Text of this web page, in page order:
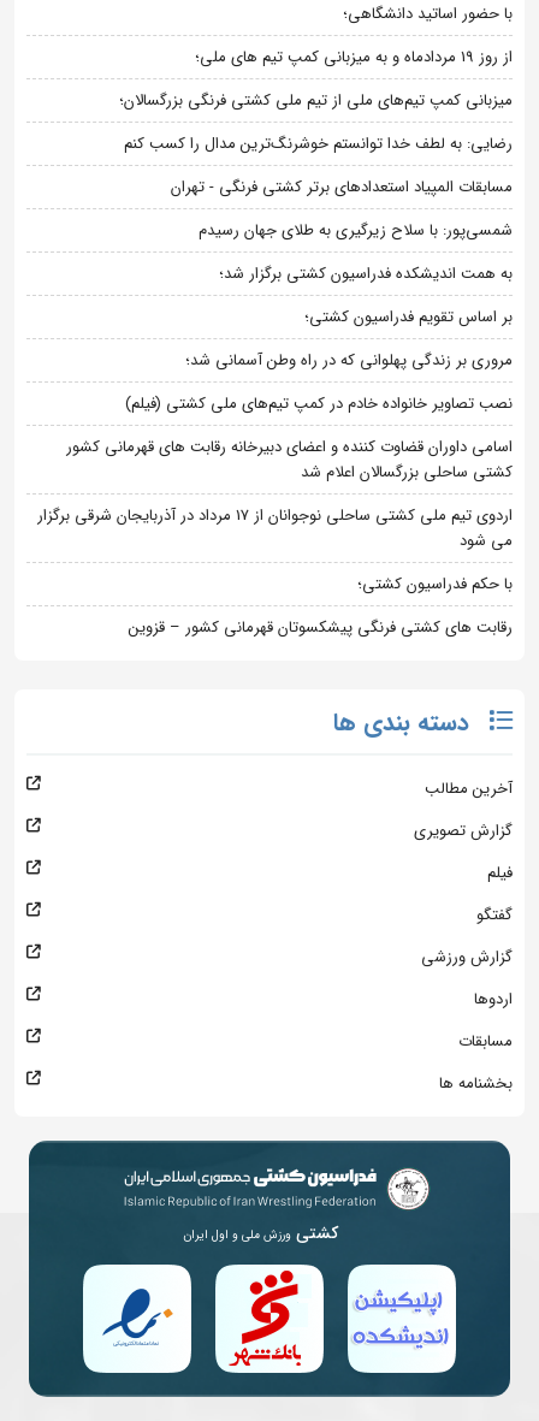
با حضور اساتید دانشگاهی؛
از روز 19 مردادماه و به میزبانی کمپ تیم های ملی؛
میزبانی کمپ تیم‌های ملی از تیم ملی کشتی فرنگی بزرگسالان؛
رضایی: به لطف خدا توانستم خوشرنگ‌ترین مدال را کسب کنم
مسابقات المپیاد استعدادهای برتر کشتی فرنگی - تهران
شمسی‌پور: با سلاح زیرگیری به طلای جهان رسیدم
به همت اندیشکده فدراسیون کشتی برگزار شد؛
بر اساس تقویم فدراسیون کشتی؛
مروری بر زندگی پهلوانی که در راه وطن آسمانی شد؛
نصب تصاویر خانواده خادم در کمپ تیم‌های ملی کشتی (فیلم)
اسامی داوران قضاوت کننده و اعضای دبیرخانه رقابت های قهرمانی کشور
کشتی ساحلی بزرگسالان اعلام شد
اردوی تیم ملی کشتی ساحلی نوجوانان از 17 مرداد در آذربایجان شرقی برگزار
می شود
با حکم فدراسیون کشتی؛
رقابت های کشتی فرنگی پیشکسوتان قهرمانی کشور – قزوین
دسته بندی ها
آخرین مطالب
گزارش تصویری
فیلم
گفتگو
گزارش ورزشی
اردوها
مسابقات
بخشنامه ها
کشتی ورزش ملی و اول ایران